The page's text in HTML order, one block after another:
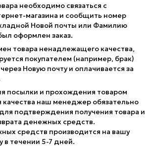
необходимо связаться с
магазина и сообщить номер
Новой почты или Фамилию
оформлен заказ.
товара ненадлежащего качества,
покупателем (например, брак)
Новую почту и оплачивается за
посылки и прохождения товаром
качества наш менеджер обязательно
подтверждения получения товара и
денежных средств.
средств производится на вашу
в течении 5-7 дней.